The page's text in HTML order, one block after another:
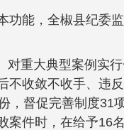
功能，全椒县纪委
对重大典型案例
不收敛不收手、违
，督促完善制度31
案件时，在给予16